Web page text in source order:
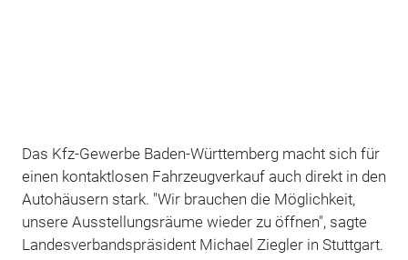
Das Kfz-Gewerbe Baden-Württemberg macht sich für
einen kontaktlosen Fahrzeugverkauf auch direkt in den
Autohäusern stark. "Wir brauchen die Möglichkeit,
unsere Ausstellungsräume wieder zu öffnen", sagte
Landesverbandspräsident Michael Ziegler in Stuttgart.